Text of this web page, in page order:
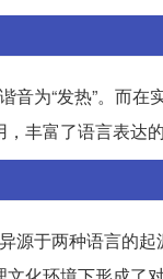
为“发热”。而
丰富了语言表达的
源于两种语言的